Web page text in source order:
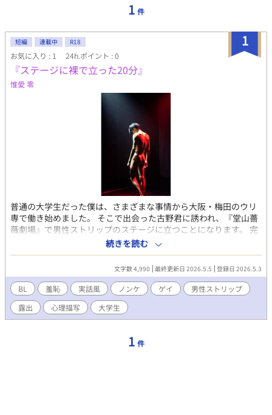
1 件
1
短編 連載中 R18
お気に入り : 1 24h.ポイント : 0
『ステージに裸で立った20分』
惟愛 零
普通の大学生だった僕は、さまざまな事情から大阪・梅田のウリ
専で働き始めました。 そこで出会った古野君に誘われ、『堂山薔
薇劇場』で男性ストリップのステージに立つことになります。 完
全に裸で、数十人の視線に晒されながらの20分間。逃げられない
羞恥、現実感の喪失、自己嫌悪、そして不思議な解放感——。 人
生の経験則が全く通用しない未知の領域。頭の中の引き出しにな
い状況に放り込まれた、ノンケの青年のリアルな心理描写です。
実体験を基にした羞恥の物語。 全5話です。 ごゆっくりお読みい
ただければ幸いです。
続きを読む
文字数 4,990 最終更新日 2026.5.5 登録日 2026.5.3
BL 羞恥 実話風 ノンケ ゲイ
男性ストリップ
露出
心理描写 大学生
1 件